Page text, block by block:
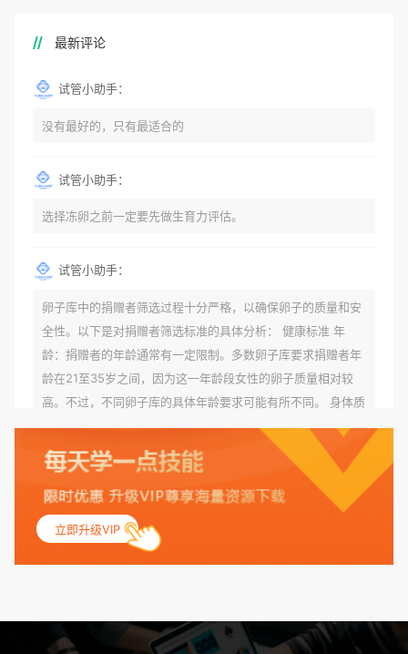
最新评论
试管小助手：
没有最好的，只有最适合的
试管小助手：
选择冻卵之前一定要先做生育力评估。
试管小助手：
卵子库中的捐赠者筛选过程十分严格，以确保卵子的质量和安
全性。以下是对捐赠者筛选标准的具体分析： 健康标准 年
龄：捐赠者的年龄通常有一定限制。多数卵子库要求捐赠者年
龄在21至35岁之间，因为这一年龄段女性的卵子质量相对较
高。不过，不同卵子库的具体年龄要求可能有所不同。 身体质
量指数（BMI）：捐赠者的BMI通常需要在正常范围内，以确
保其身体健康状况良好。过高的BMI可能与多种健康问题相关
联，包括不孕症和妊娠并发症。 生殖健康：捐赠者需要有规律
的月经期，无生殖障碍或异常问题。此外，还需要进行详细的
妇科检查，以确保其生殖系统的健康。 遗传病史与家族病史：
捐赠者及其家庭成员需要无严重的遗传病史、精神病史和传染
病史。这通常需要通过基因检测、家族史调查和医疗记录审查
带任何可传染给受卵者的病原体。 药物与生活习惯：捐赠者需
立即升级VIP